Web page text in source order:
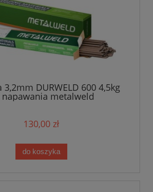
3,2mm DURWELD 600 4,5kg
napawania metalweld
130,00 zł
do koszyka